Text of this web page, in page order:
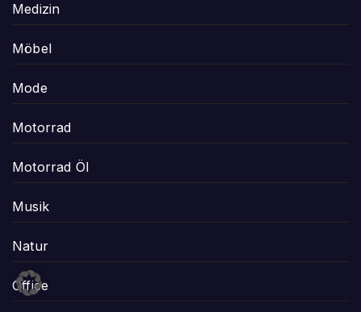
Medizin
Möbel
Mode
Motorrad
Motorrad Öl
Musik
Natur
Office